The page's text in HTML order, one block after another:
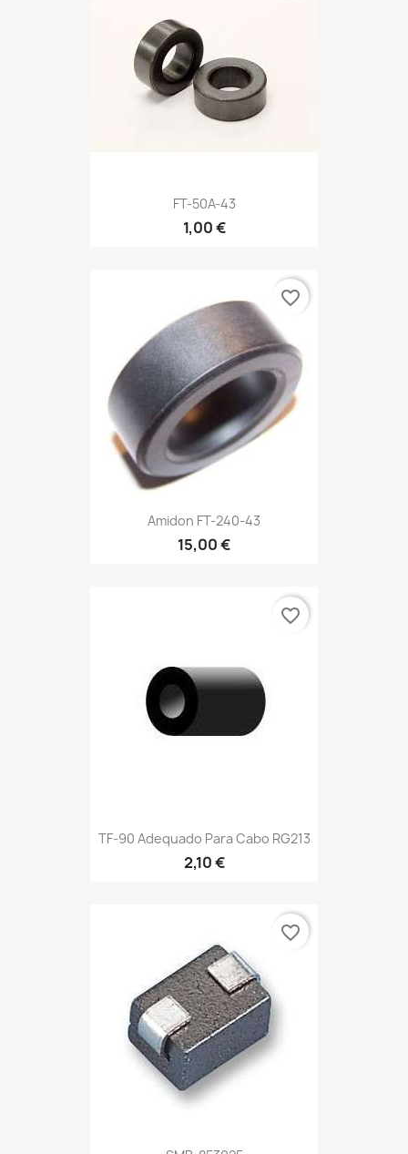
FT-50A-43
1,00 €
Amidon FT-240-43
15,00 €
favorite_border
TF-90 Adequado Para Cabo RG213
2,10 €
favorite_border
favorite_border